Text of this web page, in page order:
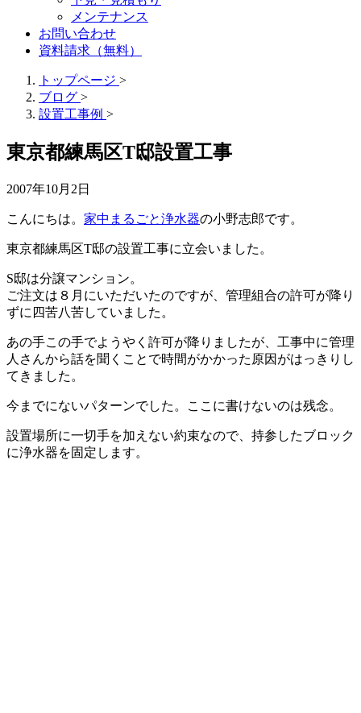
メンテナンス
お問い合わせ
資料請求（無料）
トップページ >
ブログ >
設置工事例 >
東京都練馬区T邸設置工事
2007年10月2日
こんにちは。 家中まるごと浄水器の小野志郎です。
東京都練馬区T邸の設置工事に立会いました。
S邸は分譲マンション。
ご注文は８月にいただいたのですが、管理組合の許可が降り
ずに四苦八苦していました。
あの手この手でようやく許可が降りましたが、工事中に管理
人さんから話を聞くことで時間がかかった原因がはっきりし
てきました。
今までにないパターンでした。ここに書けないのは残念。
設置場所に一切手を加えない約束なので、持参したブロック
に浄水器を固定します。